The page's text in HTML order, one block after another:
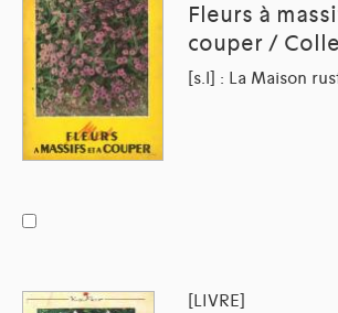
Fleurs à
couper /
[s.l] : La Maison
[LIVRE]